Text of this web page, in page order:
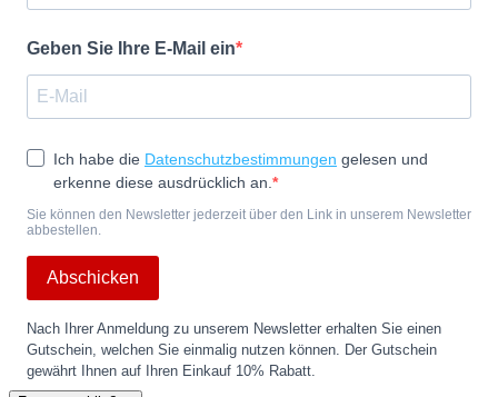
Geben Sie Ihre E-Mail ein
Ich habe die Datenschutzbestimmungen gelesen und
erkenne diese ausdrücklich an.
Sie können den Newsletter jederzeit über den Link in unserem Newsletter
abbestellen.
Abschicken
Nach Ihrer Anmeldung zu unserem Newsletter erhalten Sie einen
Gutschein, welchen Sie einmalig nutzen können. Der Gutschein
gewährt Ihnen auf Ihren Einkauf 10% Rabatt.